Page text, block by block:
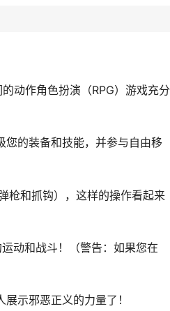
动作角色扮演（RPG）游戏充分
您的装备和技能，并参与自由移
枪和抓钩），这样的操作看起来
动和战斗！（警告：如果您在
示邪恶正义的力量了！